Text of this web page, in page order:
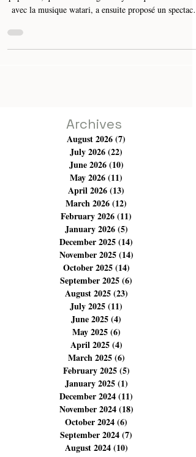
populaire, qui a su mélanger la rythmique du Mezzoued
avec la musique watari, a ensuite proposé un spectacle
nouvel album au milieu des cris de joie de son auditoire
venu des q
Archives
August 2026 (7)
July 2026 (22)22 posts
June 2026(10)10 posts
May 2026(11)11 posts
April 2026(13)13 posts
March 2026(12)12 posts
February 2026 (11)11 posts
January 2026 (5)5 posts
December 2025(14)
November 2025(14)
October 2025 (14)
September 2025
August 2025(23)
July 2025(11)
June 2025(4)4 posts
May 2025(6)6 posts
April 2025(4)4 posts
March 2025(6)6 posts
February 2025 (5)5 posts
January 2025 (1)
December 2024(11)
November 2024(18)